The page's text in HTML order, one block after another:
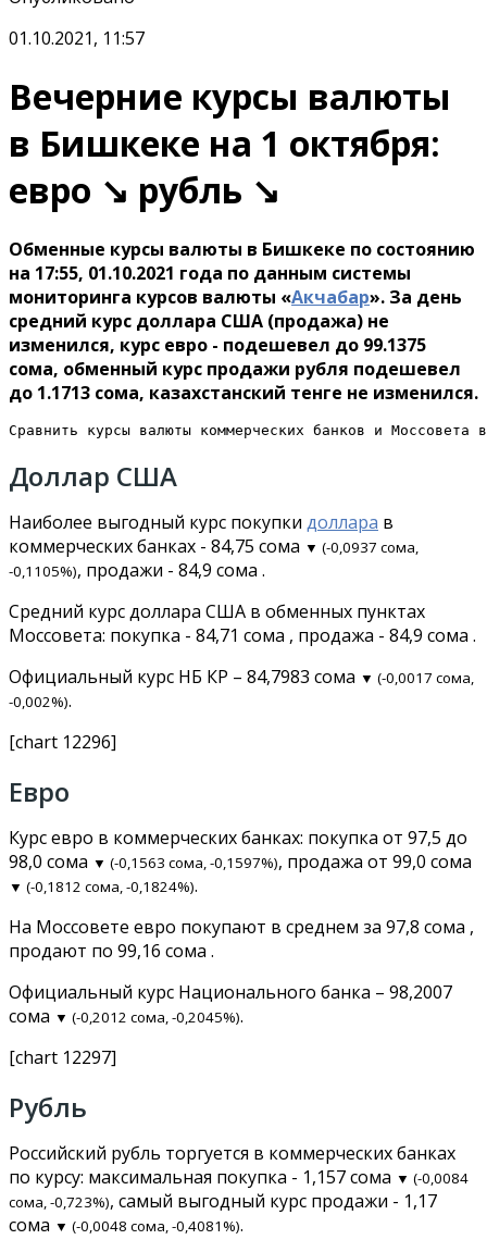
01.10.2021, 11:57
Вечерние курсы валюты
в Бишкеке на 1 октября:
евро ↘ рубль ↘
Обменные курсы валюты в Бишкеке по состоянию
на 17:55, 01.10.2021 года по данным системы
мониторинга курсов валюты «Акчабар». За день
средний курс доллара США (продажа) не
изменился, курс евро - подешевел до 99.1375
сома, обменный курс продажи рубля подешевел
до 1.1713 сома, казахстанский тенге не изменился.
Сравнить курсы валюты коммерческих банков и Моссовета
Доллар США
Наиболее выгодный курс покупки доллара в
коммерческих банках - 84,75 сома ▼ (-0,0937 сома,
-0,1105%), продажи - 84,9 сома .
Средний курс доллара США в обменных пунктах
Моссовета: покупка - 84,71 сома , продажа - 84,9 сома .
Официальный курс НБ КР – 84,7983 сома ▼ (-0,0017 сома,
-0,002%).
[chart 12296]
Евро
Курс евро в коммерческих банках: покупка от 97,5 до
98,0 сома ▼ (-0,1563 сома, -0,1597%), продажа от 99,0 сома
▼ (-0,1812 сома, -0,1824%).
На Моссовете евро покупают в среднем за 97,8 сома ,
продают по 99,16 сома .
Официальный курс Национального банка – 98,2007
сома ▼ (-0,2012 сома, -0,2045%).
[chart 12297]
Рубль
Российский рубль торгуется в коммерческих банках
по курсу: максимальная покупка - 1,157 сома ▼ (-0,0084
сома, -0,723%), самый выгодный курс продажи - 1,17
сома ▼ (-0,0048 сома, -0,4081%).